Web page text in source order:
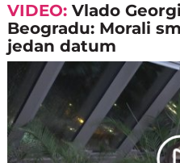
VIDEO:Vlado
Beogradu: Morali
jedan datum